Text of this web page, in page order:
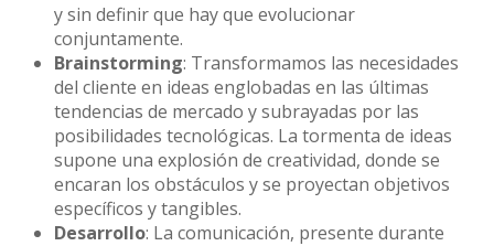
y sin definir que hay que evolucionar
conjuntamente.
Brainstorming: Transformamos las necesidades
del cliente en ideas englobadas en las últimas
tendencias de mercado y subrayadas por las
posibilidades tecnológicas. La tormenta de ideas
supone una explosión de creatividad, donde se
encaran los obstáculos y se proyectan objetivos
específicos y tangibles.
Desarrollo: La comunicación, presente durante